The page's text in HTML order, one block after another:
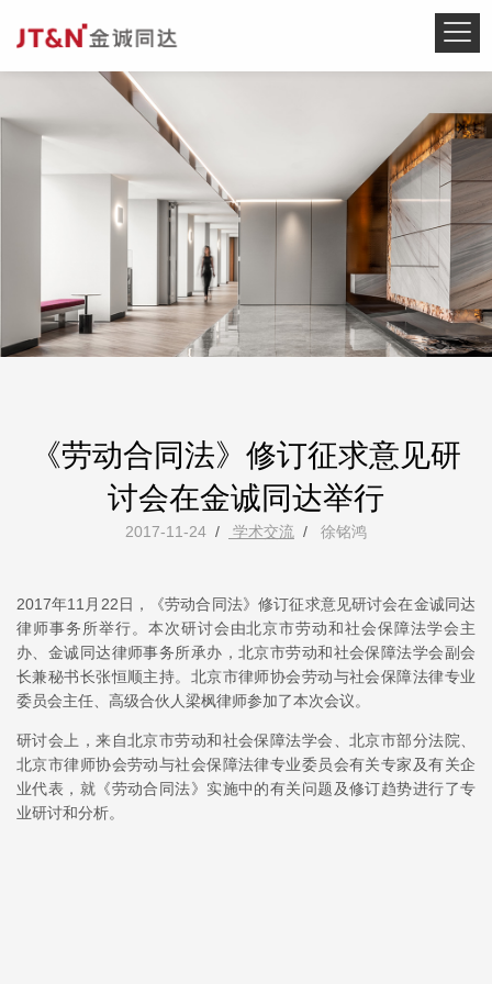
《劳动合同法》修订征求意见研
讨会在金诚同达举行
2017-11-24 / 学术交流 / 徐铭鸿
2017年11月22日，《劳动合同法》修订征求意见研讨会在金诚同达
律师事务所举行。本次研讨会由北京市劳动和社会保障法学会主
办、金诚同达律师事务所承办，北京市劳动和社会保障法学会副会
长兼秘书长张恒顺主持。北京市律师协会劳动与社会保障法律专业
委员会主任、高级合伙人梁枫律师参加了本次会议。
研讨会上，来自北京市劳动和社会保障法学会、北京市部分法院、
北京市律师协会劳动与社会保障法律专业委员会有关专家及有关企
业代表，就《劳动合同法》实施中的有关问题及修订趋势进行了专
业研讨和分析。